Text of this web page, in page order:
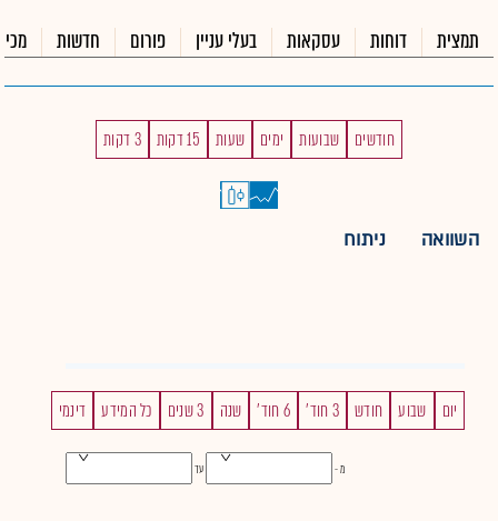
תמצית דוחות עסקאות בעלי עניין פורום חדשות
חודשים שבועות ימים שעות 15 דקות 3 דקות
השוואה ניתוח
יום שבוע חודש 3 חוד' 6 חוד' שנה 3 שנים כל המידע דינמי
מ - עד